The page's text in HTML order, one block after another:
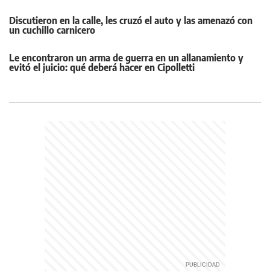
Discutieron en la calle, les cruzó el auto y las amenazó con
un cuchillo carnicero
Le encontraron un arma de guerra en un allanamiento y
evitó el juicio: qué deberá hacer en Cipolletti